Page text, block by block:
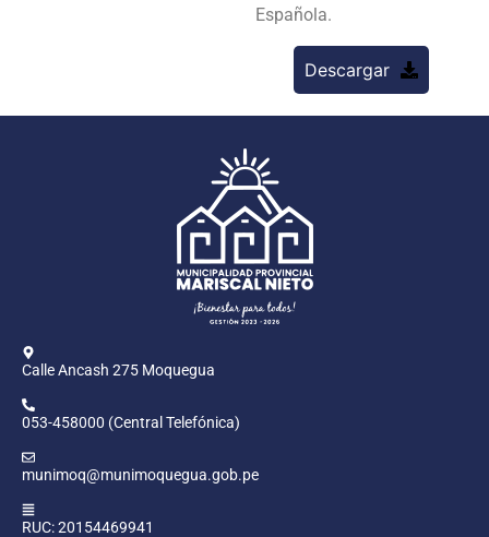
Española.
Descargar
Calle Ancash 275 Moquegua
053-458000 (Central Telefónica)
munimoq@munimoquegua.gob.pe
RUC: 20154469941